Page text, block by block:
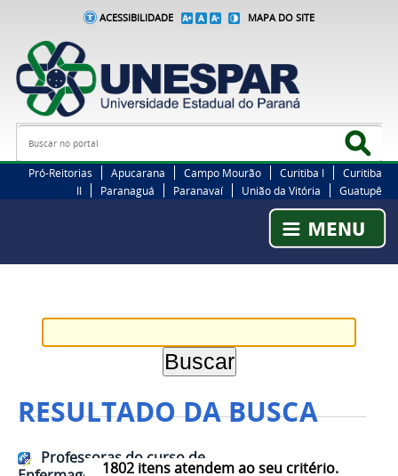
ACESSIBILIDADE MAPA DO SITE
Busca
Pró-Reitorias Apucarana Campo Mourão Curitiba I
Curitiba
II
Paranaguá Paranavaí União da Vitória Guatupê
RESULTADO DA BUSCA
1802itens atendem ao seu critério.
Professoras do curso de